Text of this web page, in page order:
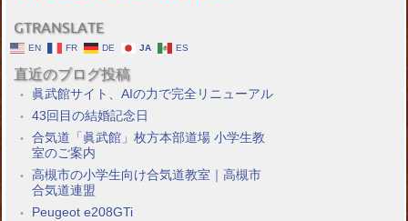
GTRANSLATE
EN FR DE JA ES
直近のブログ投稿
眞武館サイト、AIの力で完全リニューアル
43回目の結婚記念日
合気道「眞武館」枚方本部道場 小学生教
室のご案内
高槻市の小学生向け合気道教室｜高槻市
合気道連盟
Peugeot e208GTi